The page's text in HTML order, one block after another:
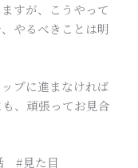
すが、こうやって
やるべきことは明
プに進まなければ
、頑張ってお見合
#見た目